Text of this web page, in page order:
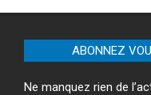
ABONNEZ
Ne manquez rien de